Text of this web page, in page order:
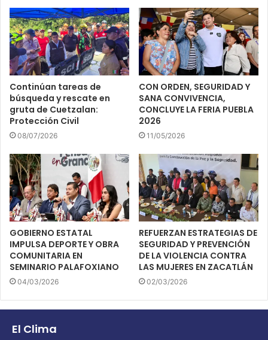
Continúan tareas de
búsqueda y rescate en
gruta de Cuetzalan:
Protección Civil
08/07/2026
CON ORDEN, SEGURIDAD Y
SANA CONVIVENCIA,
CONCLUYE LA FERIA PUEBLA
2026
11/05/2026
GOBIERNO ESTATAL
IMPULSA DEPORTE Y OBRA
COMUNITARIA EN
SEMINARIO PALAFOXIANO
04/03/2026
REFUERZAN ESTRATEGIAS DE
SEGURIDAD Y PREVENCIÓN
DE LA VIOLENCIA CONTRA
LAS MUJERES EN ZACATLÁN
02/03/2026
El Clima